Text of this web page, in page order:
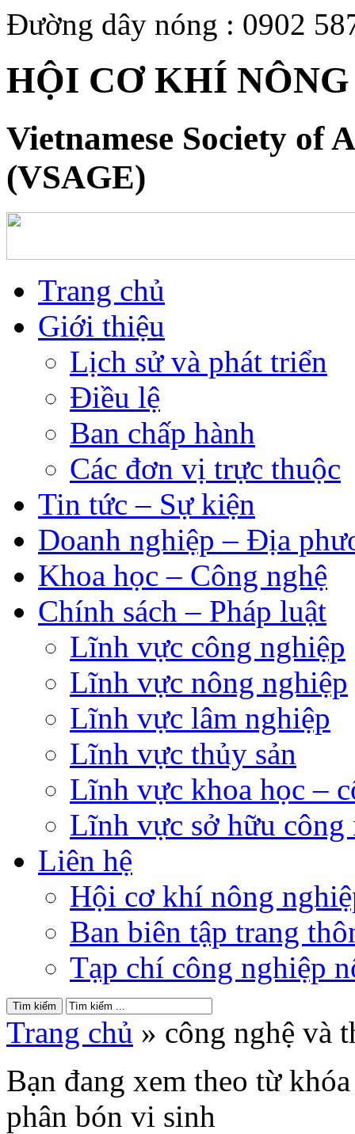
Đường dây nóng : 0902
HỘI CƠ KHÍ
Vietnamese Society of
(VSAGE)
Trang chủ
Giới thiệu
Lịch sử và phát triển
Điều lệ
Ban chấp hành
Các đơn vị trực thuộc
Tin tức – Sự kiện
Doanh nghiệp – Địa
Khoa học – Công nghệ
Chính sách – Pháp luật
Lĩnh vực công nghiệp
Lĩnh vực nông nghiệp
Lĩnh vực lâm nghiệp
Lĩnh vực thủy sản
Lĩnh vực khoa học –
Lĩnh vực sở hữu công
Liên hệ
Hội cơ khí nông
Ban biên tập trang
Tạp chí công nghiệp
Trang chủ » công nghệ và
Bạn đang xem theo từ
phân bón vi sinh